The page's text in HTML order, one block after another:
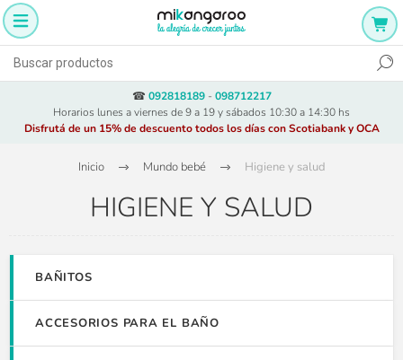
☎ 092818189- 098712217
Horarios lunes a viernes de 9 a 19 y sábados 10:30 a 14:30 hs
Disfrutá de un 15% de descuento todos los días con Scotiabank y OCA
Inicio Mundo bebé Higiene y salud
HIGIENE Y SALUD
BAÑITOS
ACCESORIOS PARA EL BAÑO